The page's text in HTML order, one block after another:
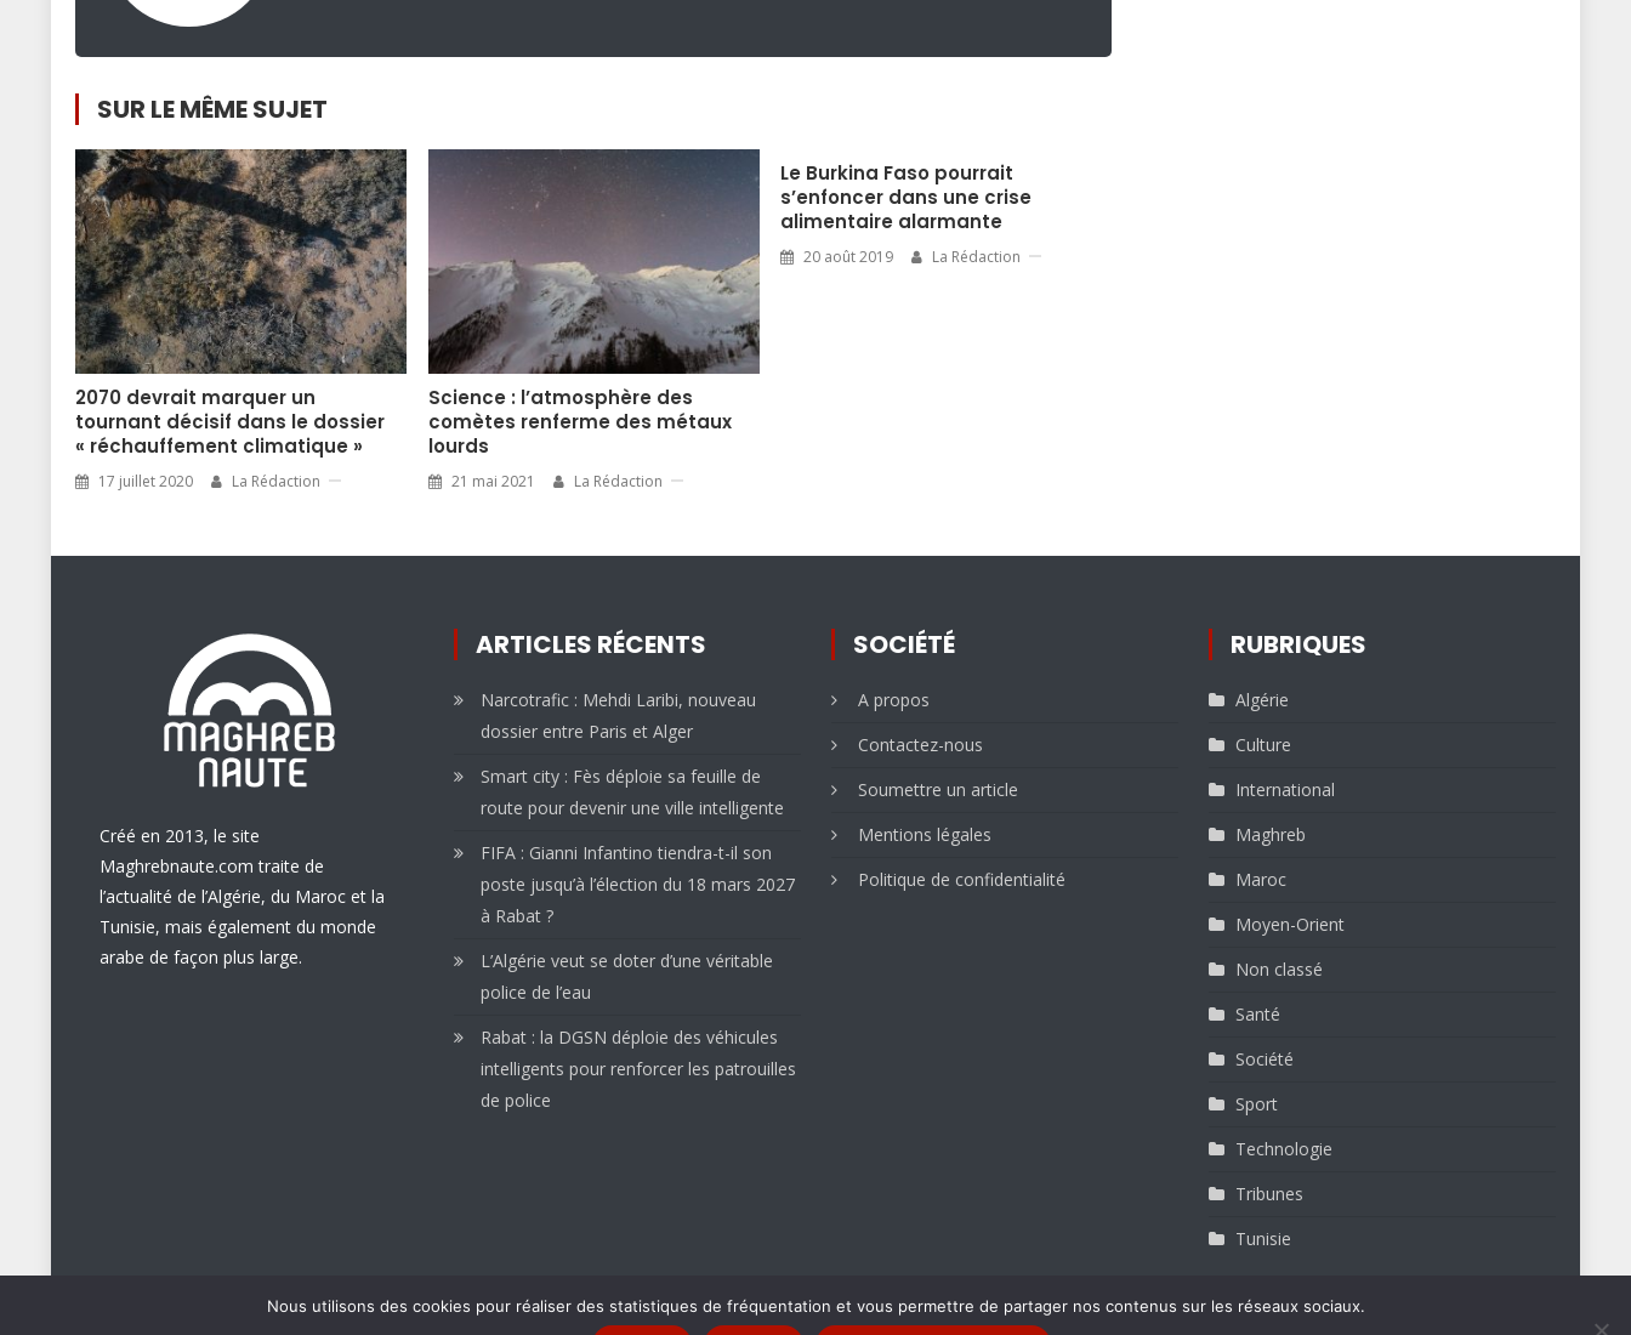
SUR LE MÊME SUJET
2070 devrait marquer un
tournant décisif dans le dossier
« réchauffement climatique »
17 juillet 2020 La Rédaction
Science : l’atmosphère des
comètes renferme des métaux
lourds
21 mai 2021 La Rédaction
Le Burkina Faso pourrait
s’enfoncer dans une crise
alimentaire alarmante
20 août 2019 La Rédaction
Créé en 2013, le site
Maghrebnaute.com traite de
l’actualité de l’Algérie, du Maroc et la
Tunisie, mais également du monde
arabe de façon plus large.
ARTICLES RÉCENTS
Narcotrafic : Mehdi Laribi, nouveau
dossier entre Paris et Alger
Smart city : Fès déploie sa feuille de
route pour devenir une ville intelligente
FIFA : Gianni Infantino tiendra-t-il son
poste jusqu’à l’élection du 18 mars 2027
à Rabat ?
L’Algérie veut se doter d’une véritable
police de l’eau
Rabat : la DGSN déploie des véhicules
intelligents pour renforcer les patrouilles
de police
SOCIÉTÉ
A propos
Contactez-nous
Soumettre un article
Mentions légales
Politique de confidentialité
RUBRIQUES
Algérie
Culture
International
Maghreb
Maroc
Moyen-Orient
Non classé
Santé
Société
Sport
Technologie
Tribunes
Tunisie
Nous utilisons des cookies pour réaliser des statistiques de fréquentation et vous permettre de partager nos contenus sur les réseaux sociaux.